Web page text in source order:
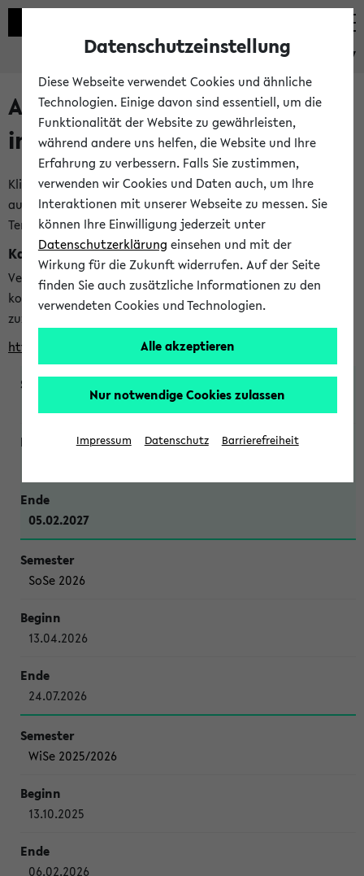
eKVV
Alle veröffentlichten Semester
im eKVV
Klicken Sie auf das Semester, welches Sie für Ihre Sitzung
auswählen möchten. Bitte beachten Sie auch die weiteren
Termine imKalender der Lehrplanung
Kalenderintegration
Verwenden Sie die folgende Adresse, um mit einer
kompatiblen Kalenderanwendung auf die Vorlesungszeiten
zuzugreifen (nähere Informationen
finden Sie hier
https://ekvv.uni-bielefeld.de/ws/calendar?vz
WiSe 2026/2027
05.02.2027
SoSe 2026
13.04.2026
24.07.2026
WiSe 2025/2026
13.10.2025
06.02.2026
Datenschutzeinstellung
Diese Webseite verwendet Cookies und ähnliche
Technologien. Einige davon sind essentiell, um die
Funktionalität der Website zu gewährleisten,
während andere uns helfen, die Website und Ihre
Erfahrung zu verbessern. Falls Sie zustimmen,
verwenden wir Cookies und Daten auch, um Ihre
Interaktionen mit unserer Webseite zu messen. Sie
können Ihre Einwilligung jederzeit unter
Datenschutzerklärung einsehen und mit der
Wirkung für die Zukunft widerrufen. Auf der Seite
finden Sie auch zusätzliche Informationen zu den
verwendeten Cookies und Technologien.
Alle akzeptieren
Nur notwendige Cookies zulassen
Impressum Datenschutz Barrierefreiheit